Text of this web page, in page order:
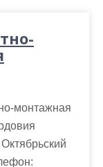
монтажная